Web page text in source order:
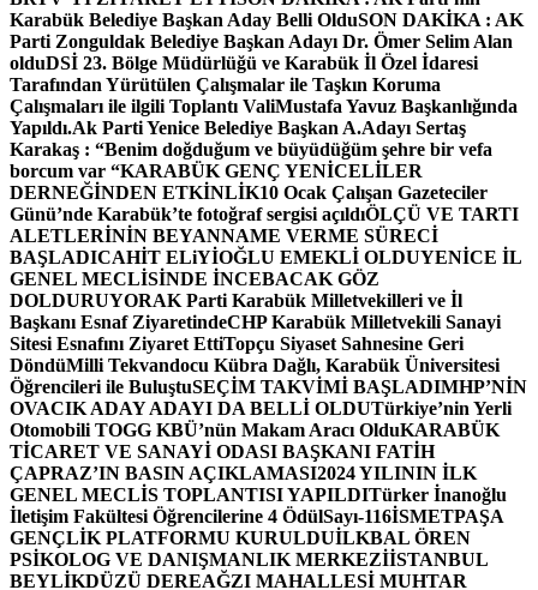
Karabük Belediye Başkan Aday Belli OlduSON DAKİKA : AK
Parti Zonguldak Belediye Başkan Adayı Dr. Ömer Selim Alan
olduDSİ 23. Bölge Müdürlüğü ve Karabük İl Özel İdaresi
Tarafından Yürütülen Çalışmalar ile Taşkın Koruma
Çalışmaları ile ilgili Toplantı ValiMustafa Yavuz Başkanlığında
Yapıldı.Ak Parti Yenice Belediye Başkan A.Adayı Sertaş
Karakaş : “Benim doğduğum ve büyüdüğüm şehre bir vefa
borcum var “KARABÜK GENÇ YENİCELİLER
DERNEĞİNDEN ETKİNLİK10 Ocak Çalışan Gazeteciler
Günü’nde Karabük’te fotoğraf sergisi açıldıÖLÇÜ VE TARTI
ALETLERİNİN BEYANNAME VERME SÜRECİ
BAŞLADICAHİT ELiYİOĞLU EMEKLİ OLDUYENİCE İL
GENEL MECLİSİNDE İNCEBACAK GÖZ
DOLDURUYORAK Parti Karabük Milletvekilleri ve İl
Başkanı Esnaf ZiyaretindeCHP Karabük Milletvekili Sanayi
Sitesi Esnafını Ziyaret EttiTopçu Siyaset Sahnesine Geri
DöndüMilli Tekvandocu Kübra Dağlı, Karabük Üniversitesi
Öğrencileri ile BuluştuSEÇİM TAKVİMİ BAŞLADIMHP’NİN
OVACIK ADAY ADAYI DA BELLİ OLDUTürkiye’nin Yerli
Otomobili TOGG KBÜ’nün Makam Aracı OlduKARABÜK
TİCARET VE SANAYİ ODASI BAŞKANI FATİH
ÇAPRAZ’IN BASIN AÇIKLAMASI2024 YILININ İLK
GENEL MECLİS TOPLANTISI YAPILDITürker İnanoğlu
İletişim Fakültesi Öğrencilerine 4 ÖdülSayı-116İSMETPAŞA
GENÇLİK PLATFORMU KURULDUİLKBAL ÖREN
PSİKOLOG VE DANIŞMANLIK MERKEZİİSTANBUL
BEYLİKDÜZÜ DEREAĞZI MAHALLESİ MUHTAR